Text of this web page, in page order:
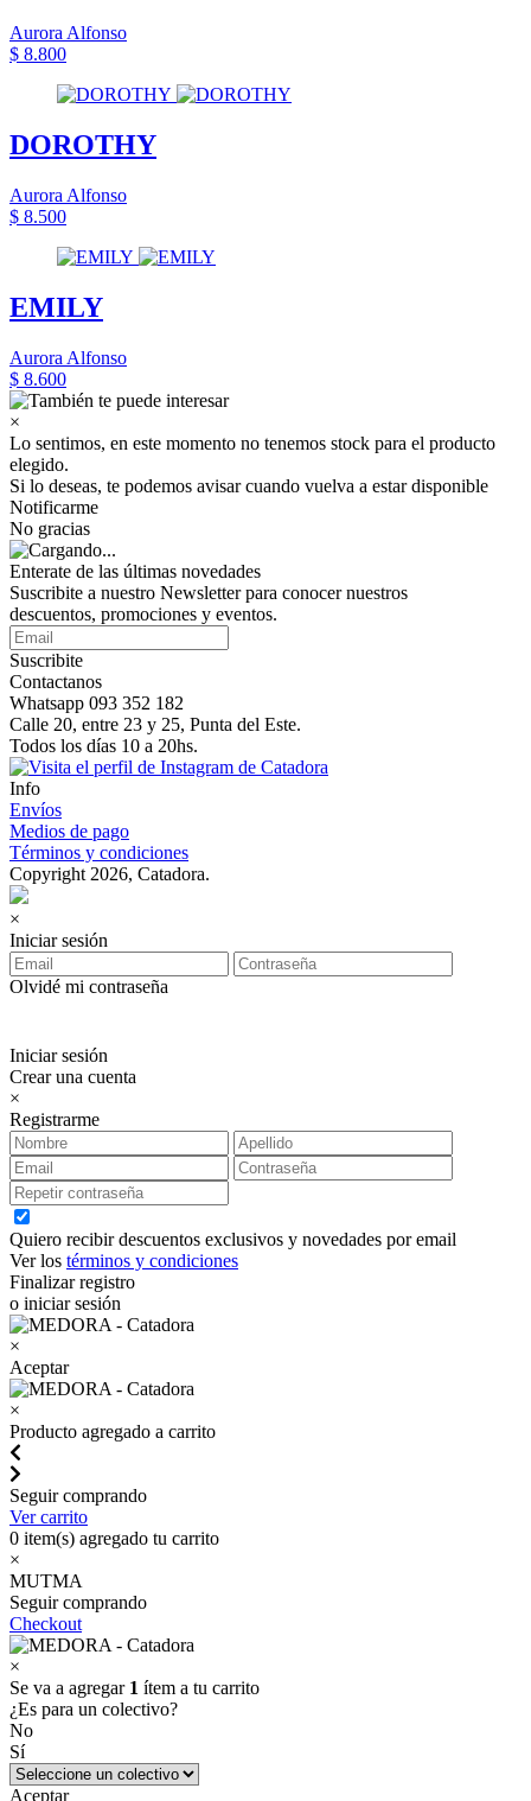
Aurora Alfonso
$ 8.800
DOROTHY
Aurora Alfonso
$ 8.500
EMILY
Aurora Alfonso
$ 8.600
×
Lo sentimos, en este momento no tenemos stock para el producto
elegido.
Si lo deseas, te podemos avisar cuando vuelva a estar disponible
Notificarme
No gracias
Enterate de las últimas novedades
Suscribite a nuestro Newsletter para conocer nuestros
descuentos, promociones y eventos.
Suscribite
Contactanos
Whatsapp 093 352 182
Calle 20, entre 23 y 25, Punta del Este.
Todos los días 10 a 20hs.
Info
Envíos
Medios de pago
Términos y condiciones
Copyright 2026, Catadora.
×
Iniciar sesión
Olvidé mi contraseña
Iniciar sesión
Crear una cuenta
×
Registrarme
Quiero recibir descuentos exclusivos y novedades por email
Ver los términos y condiciones
Finalizar registro
o iniciar sesión
×
Aceptar
×
Producto agregado a carrito
Seguir comprando
Ver carrito
0 item(s) agregado tu carrito
×
MUTMA
Seguir comprando
Checkout
×
Se va a agregar 1 ítem a tu carrito
¿Es para un colectivo?
No
Sí
Aceptar